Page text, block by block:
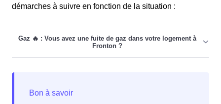
démarches à suivre en fonction de la situation :
Si vous faites face à une fuite de gaz dans votre
suivantes : Étape 1 :